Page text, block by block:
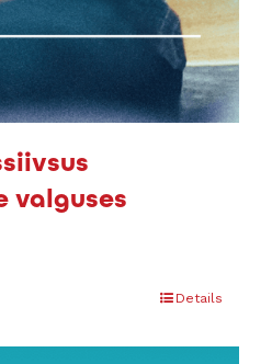
valguses
Details